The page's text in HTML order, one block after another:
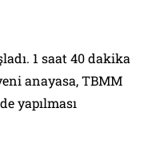
1 saat 40 dakika
anayasa, TBMM
yapılması